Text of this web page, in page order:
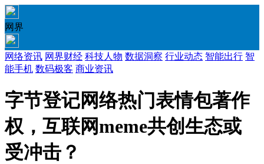
网界
网络资讯 网界财经 科技人物 数据洞察 行业动态 智能出行 智
能手机 数码极客 商业资讯
字节登记网络热门表情包著作
权，互联网meme共创生态或
受冲击？